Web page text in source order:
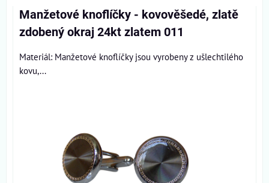
Manžetové knoflíčky - kovověšedé, zlatě
zdobený okraj 24kt zlatem 011
Materiál: Manžetové knoflíčky jsou vyrobeny z ušlechtilého
kovu,...